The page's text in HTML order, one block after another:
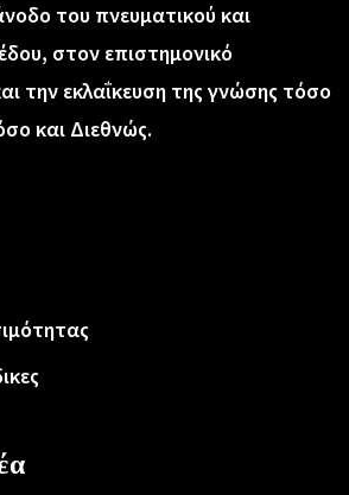
του πνευματικού και
στον επιστημονικό
την εκλαΐκευση της γνώσης τόσο
και Διεθνώς.